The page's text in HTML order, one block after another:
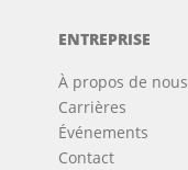
ENTREPRISE
À propos de nous
Carrières
Événements
Contact